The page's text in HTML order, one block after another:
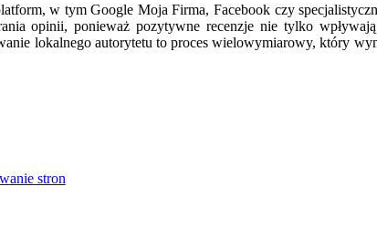
w tym Google Moja Firma, Facebook czy
opinii, ponieważ pozytywne recenzje nie tylko
lokalnego autorytetu to proces wielowymiarowy, który
stron